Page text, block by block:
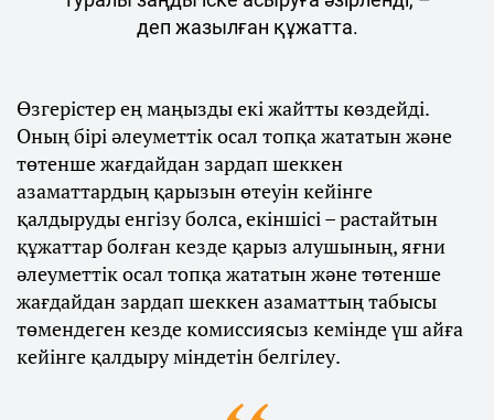
деп жазылған құжатта.
Өзгерістер ең маңызды екі жайтты көздейді.
Оның бірі әлеуметтік осал топқа жататын және
төтенше жағдайдан зардап шеккен
азаматтардың қарызын өтеуін кейінге
қалдыруды енгізу болса, екіншісі – растайтын
құжаттар болған кезде қарыз алушының, яғни
әлеуметтік осал топқа жататын және төтенше
жағдайдан зардап шеккен азаматтың табысы
төмендеген кезде комиссиясыз кемінде үш айға
кейінге қалдыру міндетін белгілеу.